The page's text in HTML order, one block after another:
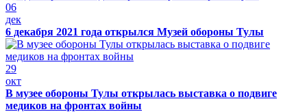
06
дек
6 декабря 2021 года открылся Музей обороны Тулы
29
окт
В музее обороны Тулы открылась выставка о подвиге
медиков на фронтах войны